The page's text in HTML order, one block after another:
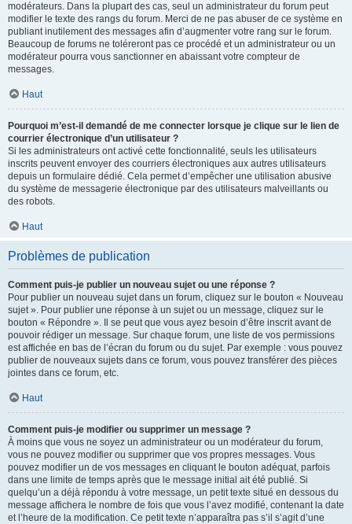
modérateurs. Dans la plupart des cas, seul un administrateur du forum peut
modifier le texte des rangs du forum. Merci de ne pas abuser de ce système en
publiant inutilement des messages afin d’augmenter votre rang sur le forum.
Beaucoup de forums ne toléreront pas ce procédé et un administrateur ou un
modérateur pourra vous sanctionner en abaissant votre compteur de
messages.
Haut
Pourquoi m’est-il demandé de me connecter lorsque je clique sur le lien de
courrier électronique d’un utilisateur ?
Si les administrateurs ont activé cette fonctionnalité, seuls les utilisateurs
inscrits peuvent envoyer des courriers électroniques aux autres utilisateurs
depuis un formulaire dédié. Cela permet d’empêcher une utilisation abusive
du système de messagerie électronique par des utilisateurs malveillants ou
des robots.
Haut
Problèmes de publication
Comment puis-je publier un nouveau sujet ou une réponse ?
Pour publier un nouveau sujet dans un forum, cliquez sur le bouton « Nouveau
sujet ». Pour publier une réponse à un sujet ou un message, cliquez sur le
bouton « Répondre ». Il se peut que vous ayez besoin d’être inscrit avant de
pouvoir rédiger un message. Sur chaque forum, une liste de vos permissions
est affichée en bas de l’écran du forum ou du sujet. Par exemple : vous pouvez
publier de nouveaux sujets dans ce forum, vous pouvez transférer des pièces
jointes dans ce forum, etc.
Haut
Comment puis-je modifier ou supprimer un message ?
À moins que vous ne soyez un administrateur ou un modérateur du forum,
vous ne pouvez modifier ou supprimer que vos propres messages. Vous
pouvez modifier un de vos messages en cliquant le bouton adéquat, parfois
dans une limite de temps après que le message initial ait été publié. Si
quelqu’un a déjà répondu à votre message, un petit texte situé en dessous du
message affichera le nombre de fois que vous l’avez modifié, contenant la date
et l’heure de la modification. Ce petit texte n’apparaîtra pas s’il s’agit d’une